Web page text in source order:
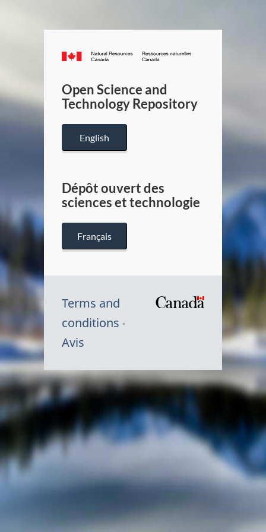
Canada.ca
/
Canada
Open Science and
Technology Repository
English
Dépôt ouvert des
sciences et technologie
Français
Terms and
conditions
Avis
Symbole
du
Canada